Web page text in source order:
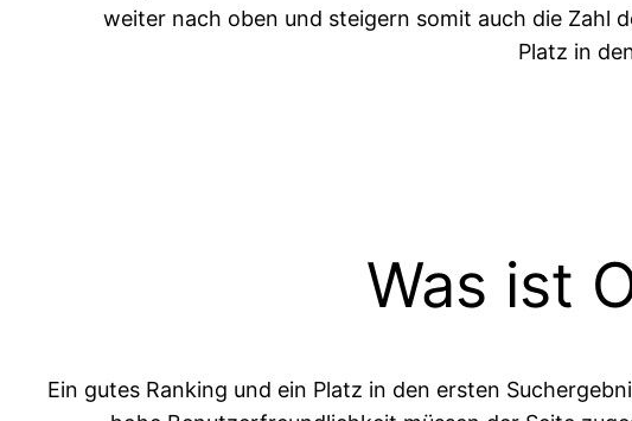
weiter nach oben und steigern somit auch die Zahl
Platz in
Was ist
Ein gutes Ranking und ein Platz in den ersten